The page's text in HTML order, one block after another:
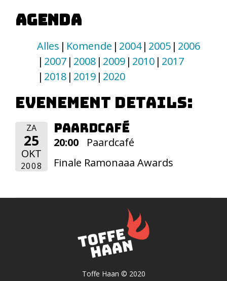
Agenda
Alles Komende 2004 2005 2006
2007 2008 2009 2010 2017
2018 2019 2020
Evenement details:
ZA
25
OKT
2008
Paardcafé
20:00
Paardcafé
Finale Ramonaaa Awards
Toffe Haan © 2020